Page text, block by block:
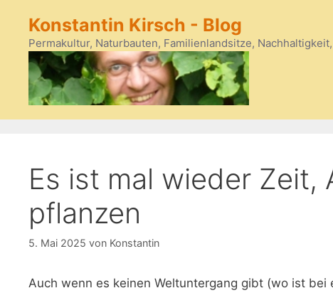
springen
Konstantin Kirsch - Blog
Permakultur, Naturbauten, Familienlandsitze,
Es ist mal wieder Zeit,
pflanzen
5. Mai 2025 von Konstantin
Auch wenn es keinen Weltuntergang gibt (wo ist bei